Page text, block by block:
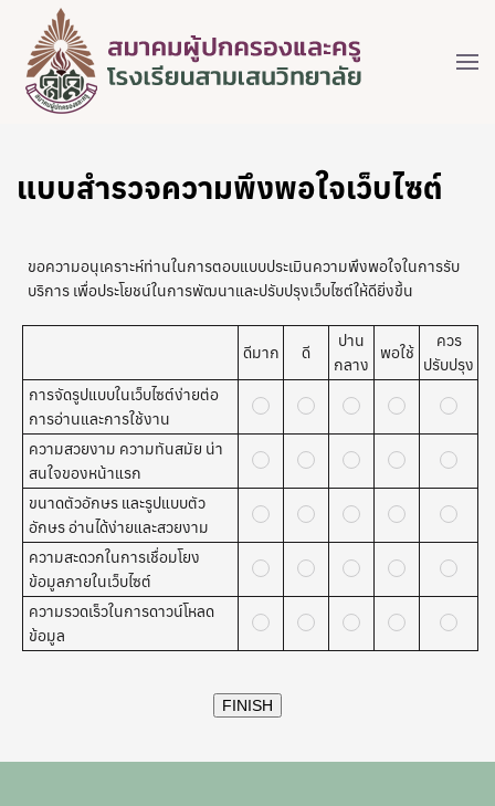
แบบสำรวจความพึงพอใจเว็บไซต์
ขอความอนุเคราะห์ท่านในการตอบแบบประเมินความพึงพอใจในการรับ
บริการ เพื่อประโยชน์ในการพัฒนาและปรับปรุงเว็บไซต์ให้ดียิ่งขึ้น
ดีมาก ดี
ปาน
กลาง
พอใช้
ควร
ปรับปรุง
การจัดรูปแบบในเว็บไซต์ง่ายต่อ
การอ่านและการใช้งาน
ความสวยงาม ความทันสมัย น่า
สนใจของหน้าแรก
ขนาดตัวอักษร และรูปแบบตัว
อักษร อ่านได้ง่ายและสวยงาม
ความสะดวกในการเชื่อมโยง
ข้อมูลภายในเว็บไซต์
ความรวดเร็วในการดาวน์โหลด
ข้อมูล